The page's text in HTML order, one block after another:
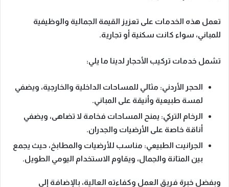
تعمل هذه الخدمات على تعزيز القيمة الجمالية والوظيفية
للمباني، سواء كانت سكنية أو تجارية.
تشمل خدمات تركيب الأحجار لدينا ما يلي:
الحجر الأردني: مثالي للمساحات الداخلية والخارجية، ويضفي
لمسة طبيعية وأنيقة على المباني.
الرخام التركي: يمنح المساحات فخامة لا تضاهى، ويضفي
أناقة خاصة على الأرضيات والجدران.
الجرانيت الطبيعي: مناسب للأرضيات والمطابخ، حيث يجمع
بين المتانة والجمال، ويقاوم الاستخدام اليومي الطويل.
وبفضل خبرة فريق العمل وكفاءته العالية، بالإضافة إلى